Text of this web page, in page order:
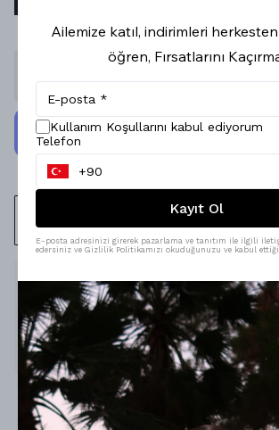
Stoğa Gelince Haber
WHATSAPP
Ürün Açıklaması
Model Ölçüleri : 167cm/53kg
Modelin Beden : S beden
Ürün İçeriği :
Ürün Boyu :
Ailemize katıl, indirimleri
öğren, Fırsatlarını
Kullanım Koşullarını kabul ediyorum
Telefon
Kayıt Ol
E-posta adresinizi girerek pazarlama ve tanıtım ile ilgili
edersiniz ve Gizlilik Politikamızı okuduğunuzu ve kabul